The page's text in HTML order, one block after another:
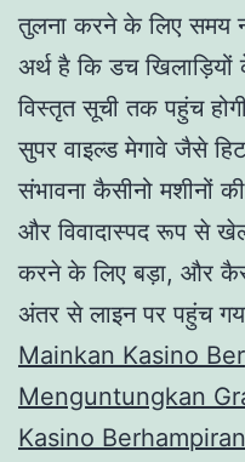
तुलना करने के लिए समय
अर्थ है कि डच खिलाड़ियों
विस्तृत सूची तक पहुंच
सुपर वाइल्ड मेगावे जैसे
संभावना कैसीनो मशीनों
और विवादास्पद रूप से
करने के लिए बड़ा, और
अंतर से लाइन पर पहुंच
Mainkan Kasino
Menguntungkan
Kasino